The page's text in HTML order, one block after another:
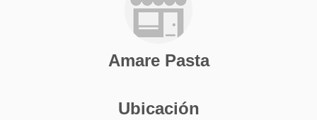
Amare Pasta
Ubicación